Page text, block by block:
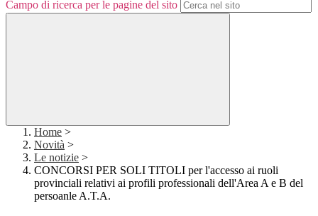
Campo di ricerca per le pagine del sito
Home >
Novità >
Le notizie >
CONCORSI PER SOLI TITOLI per l'accesso ai ruoli
provinciali relativi ai profili professionali dell'Area A e B del
persoanle A.T.A.